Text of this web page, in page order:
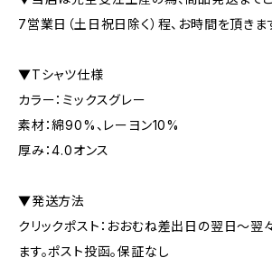
7営業日（土日祝日除く）程、お時間を頂きま
▼Tシャツ仕様
カラー：ミックスグレー
素材：綿90%、レーヨン10%
厚み：4.0オンス
▼発送方法
クリックポスト：おおむね差出日の翌日〜翌
ます。ポスト投函。保証なし